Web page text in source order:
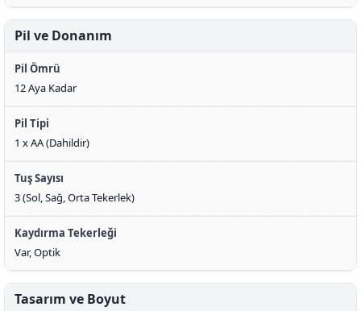
Pil ve Donanım
Pil Ömrü
12 Aya Kadar
Pil Tipi
1 x AA (Dahildir)
Tuş Sayısı
3 (Sol, Sağ, Orta Tekerlek)
Kaydırma Tekerleği
Var, Optik
Tasarım ve Boyut